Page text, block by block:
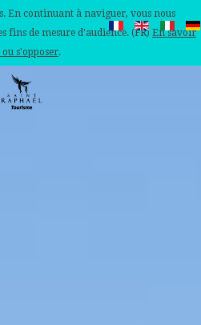
En continuant à naviguer, vous nous
fins de mesure d'audience. (FR) En savoir
ou s'opposer.